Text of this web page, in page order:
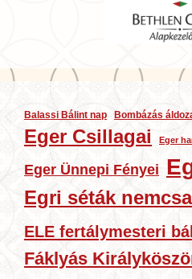
Balassi Bálint nap Bombázás
Eger Csillagai Eger
Eger Ünnepi Fényei
Egri séták
ELE fertálymesteri
Fáklyás